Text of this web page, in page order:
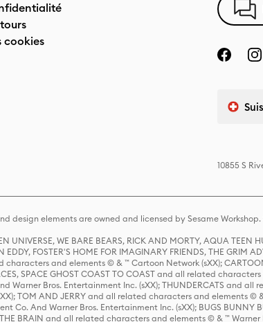
cookies
10855 S
design elements are owned and licensed by Sesame
UNIVERSE, WE BARE BEARS, RICK AND MORTY, AQUA
FOSTER'S HOME FOR IMAGINARY FRIENDS, THE GRIM
characters and elements © & ™ Cartoon Network (sXX);
SPACE GHOST COAST TO COAST and all related
Bros. Entertainment Inc. (sXX); THUNDERCATS and
TOM AND JERRY and all related characters and elements ©
And Warner Bros. Entertainment Inc. (sXX); BUGS BUNNY
BRAIN and all related characters and elements © & ™